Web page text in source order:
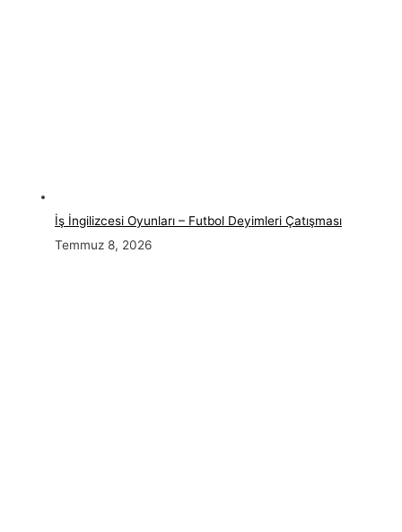
İş İngilizcesi Oyunları – Futbol Deyimleri Çatışması
Temmuz 8, 2026